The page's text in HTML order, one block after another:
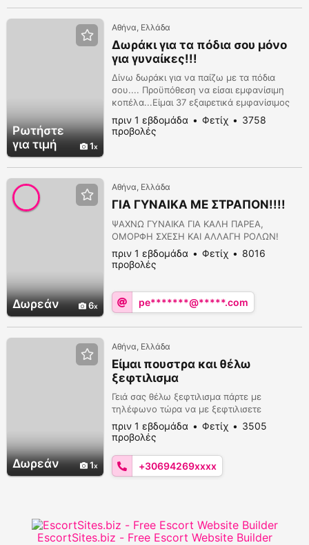
στον πιο έντονο οργασμό που είχες ποτέ.
και το κάτι...
Ρωτήστε
για τιμή
1
Αθήνα, Ελλάδα
Δωράκι για τα πόδια σου μόνο
για γυναίκες!!!
Δίνω δωράκι για να παίζω με τα πόδια
σου.... Προϋπόθεση να είσαι εμφανίσιμη
κοπέλα...Είμαι 37 εξαιρετικά εμφανίσιμος
και πολύ ευγενικός... Περιμένω μήνυμα
σου ή emailgiorgosfeet33@gmail.com
whatsapp 698.768.2353
πριν 1 εβδομάδα Φετίχ
3758
προβολές
Δωρεάν 6
Αθήνα, Ελλάδα
ΓΙΑ ΓΥΝΑΙΚΑ ΜΕ ΣΤΡΑΠΟΝ!!!!
ΨΑΧΝΩ ΓΥΝΑΙΚΑ ΓΙΑ ΚΑΛΗ ΠΑΡΕΑ,
ΟΜΟΡΦΗ ΣΧΕΣΗ ΚΑΙ ΑΛΛΑΓΗ ΡΟΛΩΝ!
πριν 1 εβδομάδα Φετίχ
8016
προβολές
pe*******@*****.com
Δωρεάν 1
Αθήνα, Ελλάδα
Είμαι πουστρα και θέλω
ξεφτιλισμα
Γειά σας θέλω ξεφτιλισμα πάρτε με
τηλέφωνο τώρα να με ξεφτιλισετε
πριν 1 εβδομάδα Φετίχ
3505
προβολές
+30694269xxxx
EscortSites.biz - Free Escort Website Builder